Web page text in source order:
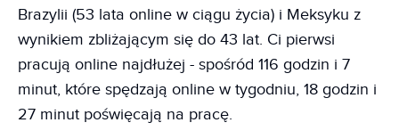
Brazylii (53 lata online w ciągu życia) i Meksyku z
wynikiem zbliżającym się do 43 lat. Ci pierwsi
pracują online najdłużej - spośród 116 godzin i 7
minut, które spędzają online w tygodniu, 18 godzin i
27 minut poświęcają na pracę.